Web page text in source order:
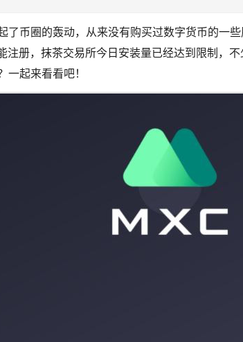
了币圈的轰动，从来没有购买过数字货币的一
注册，抹茶交易所今日安装量已经达到限制，
一起来看看吧！